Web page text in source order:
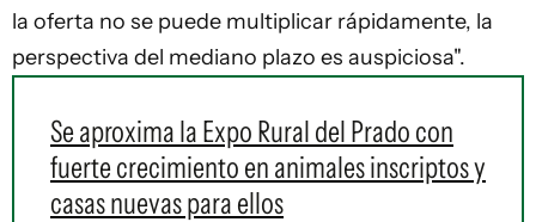
la oferta no se puede multiplicar rápidamente, la
perspectiva del mediano plazo es auspiciosa".
Se aproxima la Expo Rural del Prado con
fuerte crecimiento en animales inscriptos y
casas nuevas para ellos